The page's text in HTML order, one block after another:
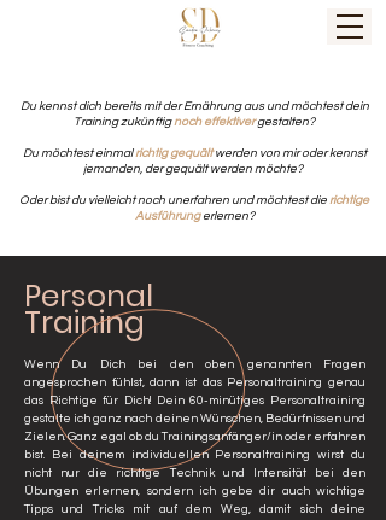
Du kennst dich bereits mit der Ernährung aus und möchtest dein
Training zukünftignoch effektiver gestalten?
Du möchtest einmal richtig gequält werden von mir oder kennst
jemanden, der gequält werden möchte?
Oder bist du vielleicht noch unerfahren und möchtest die richtige
Ausführungerlernen?
Personal
Training
Wenn Du Dich bei den oben genannten Fragen
angesprochen fühlst, dann ist das Personaltraining genau
das Richtige für Dich! Dein 60-minütiges Personaltraining
gestalte ich ganz nach deinen Wünschen, Bedürfnissen und
Zielen. Ganz egal ob du Trainingsanfänger/in oder erfahren
bist. Bei deinem individuellen Personaltraining wirst du
nicht nur die richtige Technik und Intensität bei den
Übungen erlernen, sondern ich gebe dir auch wichtige
Tipps und Tricks mit auf dem Weg, damit sich deine